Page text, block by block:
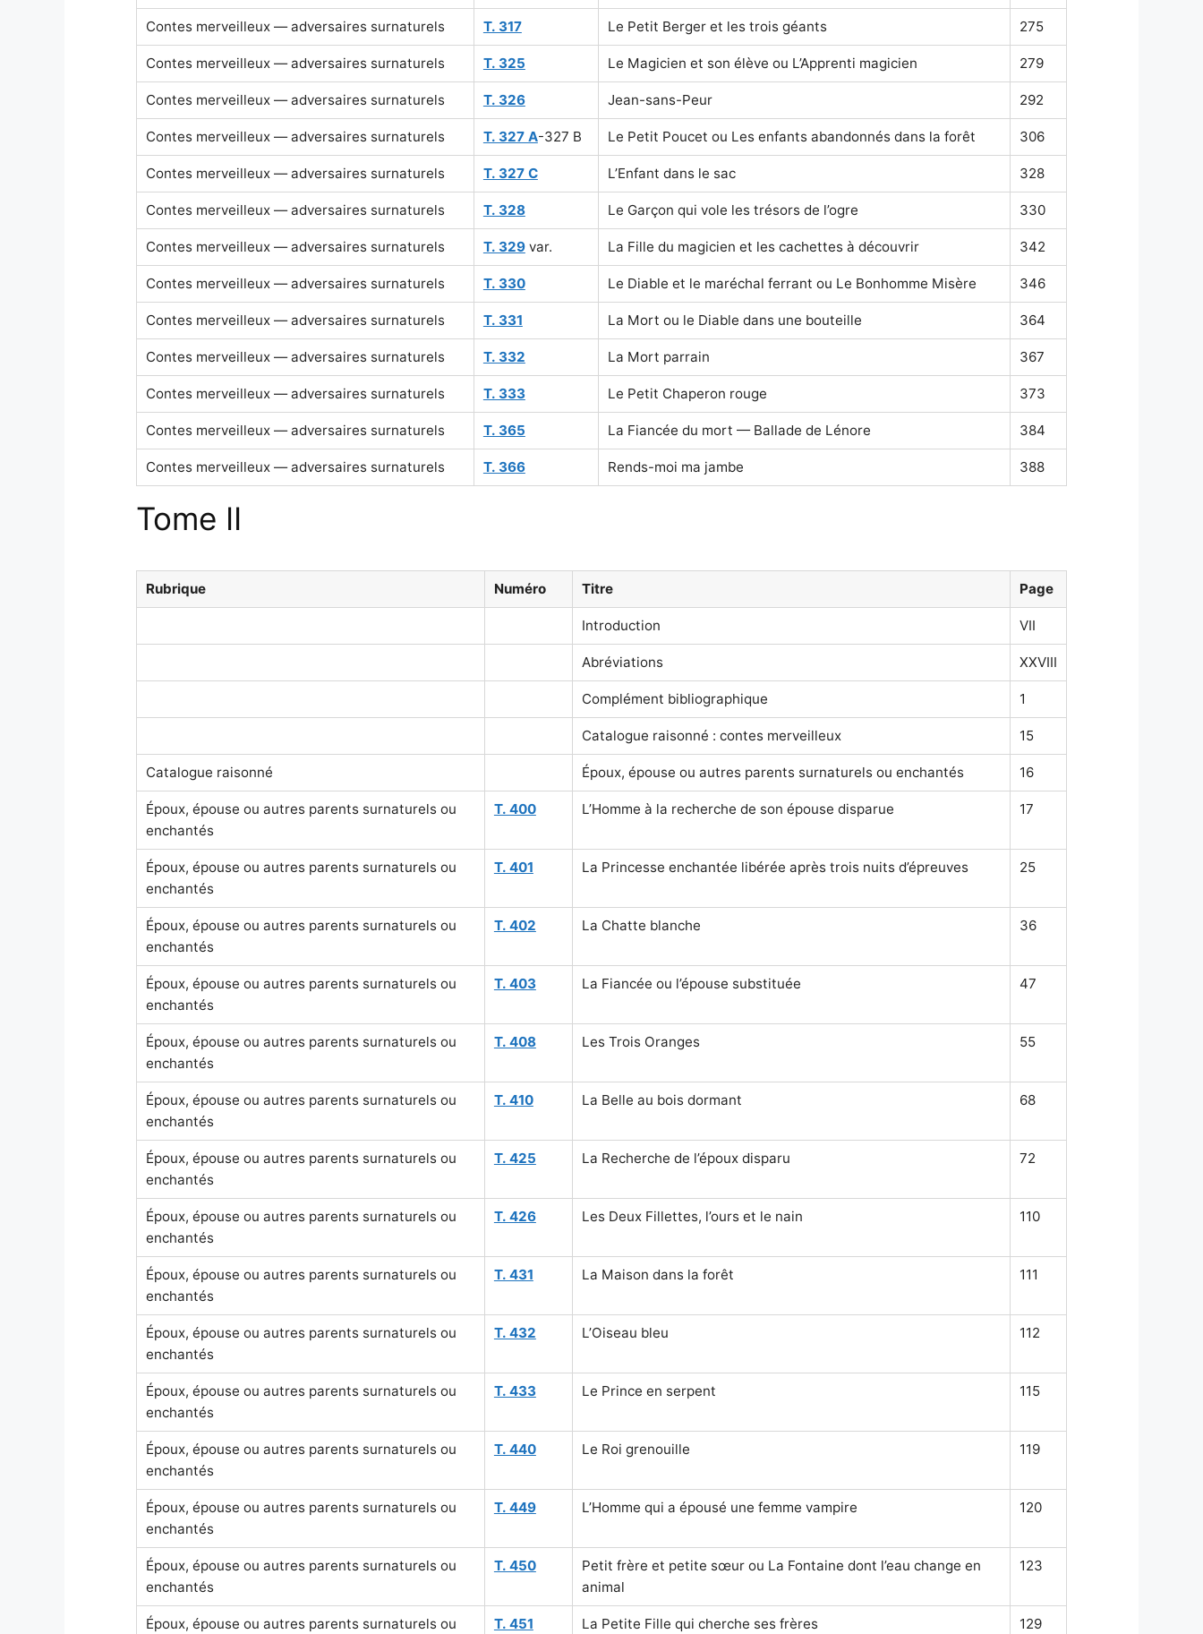
Contes merveilleux — adversaires surnaturels T. 317 Le Petit Berger et les trois géants 275
Contes merveilleux — adversaires surnaturels T. 325 Le Magicien et son élève ou L’Apprenti magicien 279
Contes merveilleux — adversaires surnaturels T. 326 Jean-sans-Peur 292
Contes merveilleux — adversaires surnaturels T. 327 A-327 B Le Petit Poucet ou Les enfants abandonnés dans la forêt 306
Contes merveilleux — adversaires surnaturels T. 327 C L’Enfant dans le sac 328
Contes merveilleux — adversaires surnaturels T. 328 Le Garçon qui vole les trésors de l’ogre 330
Contes merveilleux — adversaires surnaturels T. 329var. La Fille du magicien et les cachettes à découvrir 342
Contes merveilleux — adversaires surnaturels T. 330 Le Diable et le maréchal ferrant ou Le Bonhomme Misère 346
Contes merveilleux — adversaires surnaturels T. 331 La Mort ou le Diable dans une bouteille 364
Contes merveilleux — adversaires surnaturels T. 332 La Mort parrain 367
Contes merveilleux — adversaires surnaturels T. 333 Le Petit Chaperon rouge 373
Contes merveilleux — adversaires surnaturels T. 365 La Fiancée du mort — Ballade de Lénore 384
Contes merveilleux — adversaires surnaturels T. 366 Rends-moi ma jambe 388
Tome II
Rubrique Numéro Titre Page
Introduction VII
Abréviations XXVIII
Complément bibliographique 1
Catalogue raisonné : contes merveilleux 15
Catalogue raisonné Époux, épouse ou autres parents surnaturels ou enchantés 16
Époux, épouse ou autres parents surnaturels ou
enchantés
T. 400 L’Homme à la recherche de son épouse disparue 17
Époux, épouse ou autres parents surnaturels ou
enchantés
T. 401 La Princesse enchantée libérée après trois nuits d’épreuves 25
Époux, épouse ou autres parents surnaturels ou
enchantés
T. 402 La Chatte blanche 36
Époux, épouse ou autres parents surnaturels ou
enchantés
T. 403 La Fiancée ou l’épouse substituée 47
Époux, épouse ou autres parents surnaturels ou
enchantés
T. 408 Les Trois Oranges 55
Époux, épouse ou autres parents surnaturels ou
enchantés
T. 410 La Belle au bois dormant 68
Époux, épouse ou autres parents surnaturels ou
enchantés
T. 425 La Recherche de l’époux disparu 72
Époux, épouse ou autres parents surnaturels ou
enchantés
T. 426 Les Deux Fillettes, l’ours et le nain 110
Époux, épouse ou autres parents surnaturels ou
enchantés
T. 431 La Maison dans la forêt 111
Époux, épouse ou autres parents surnaturels ou
enchantés
T. 432 L’Oiseau bleu 112
Époux, épouse ou autres parents surnaturels ou
enchantés
T. 433 Le Prince en serpent 115
Époux, épouse ou autres parents surnaturels ou
enchantés
T. 440 Le Roi grenouille 119
Époux, épouse ou autres parents surnaturels ou
enchantés
T. 449 L’Homme qui a épousé une femme vampire 120
Époux, épouse ou autres parents surnaturels ou
enchantés
T. 450
Petit frère et petite sœur ou La Fontaine dont l’eau change en
animal
123
Époux, épouse ou autres parents surnaturels ou T. 451 La Petite Fille qui cherche ses frères 129